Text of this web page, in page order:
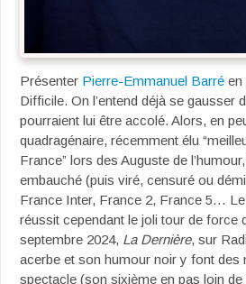
Présenter Pierre-Emmanuel Barré en
Difficile. On l’entend déjà se gausser
pourraient lui être accolé. Alors, en
quadragénaire, récemment élu
France” lors des Auguste de
embauché (puis viré, censuré ou
France Inter, France 2, France 5…
réussit cependant le joli tour de force
septembre 2024, La Dernière, sur
acerbe et son humour noir y font des
spectacle (son sixième en pas loin